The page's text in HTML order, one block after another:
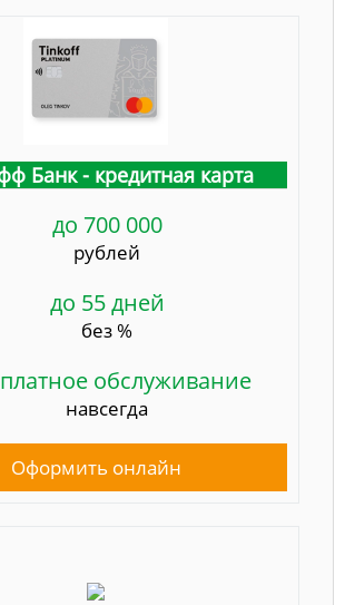
Банк - кредитная карта
до 700 000
рублей
до 55 дней
без %
обслуживание
навсегда
Оформить онлайн